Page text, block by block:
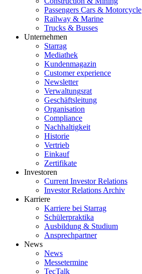
Passengers Cars & Motorcycle
Railway & Marine
Trucks & Busses
Unternehmen
Starrag
Mediathek
Kundenmagazin
Customer experience
Newsletter
Verwaltungsrat
Geschäftsleitung
Organisation
Compliance
Nachhaltigkeit
Historie
Vertrieb
Einkauf
Zertifikate
Investoren
Current Investor Relations
Investor Relations Archiv
Karriere
Karriere bei Starrag
Schülerpraktika
Ausbildung & Studium
Ansprechpartner
News
News
Messetermine
TecTalk